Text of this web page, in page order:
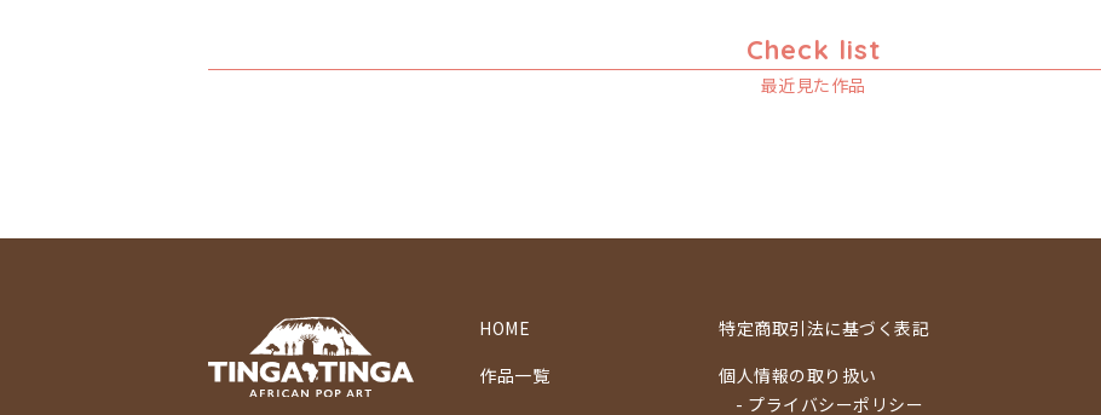
Check list
最近見た作品
HOME
作品一覧
特定商取引法に基づく表記
個人情報の取り扱い
- プライバシーポリシー